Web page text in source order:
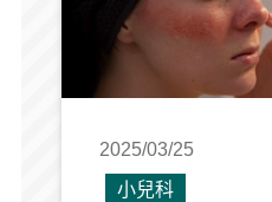
2025/03/25
小兒科